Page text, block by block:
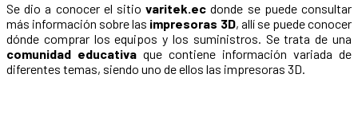
Se dio a conocer el sitiovaritek.ec donde se puede consultar
más información sobre las impresoras 3D, allí se puede conocer
dónde comprar los equipos y los suministros. Se trata de una
comunidad educativa que contiene información variada de
diferentes temas, siendo uno de ellos las impresoras 3D.